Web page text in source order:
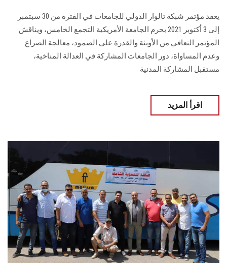
يعقد مؤتمر شبكة تالوار الدولي للجامعات في الفترة من 30 سبتمبر
إلى 3 أكتوبر 2021 بحرم الجامعة الأمريكية التجمع الخامس، ويناقش
المؤتمر التعافي من الأوبئة والقدرة على الصمود، معالجة الصراع
وعدم المساواة، دور الجامعات المشاركة في العدالة المناخية،
مستقبل المشاركة المدنية
اقرأ المزيد